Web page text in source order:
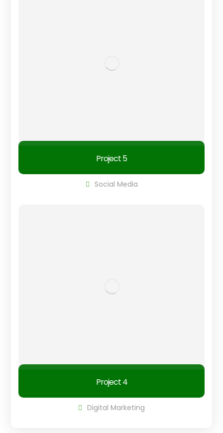
Project 5
Social Media
Project 4
Digital Marketing